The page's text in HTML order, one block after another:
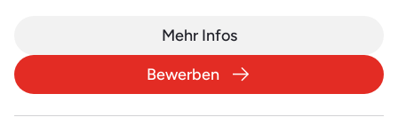
Mehr Infos
Bewerben